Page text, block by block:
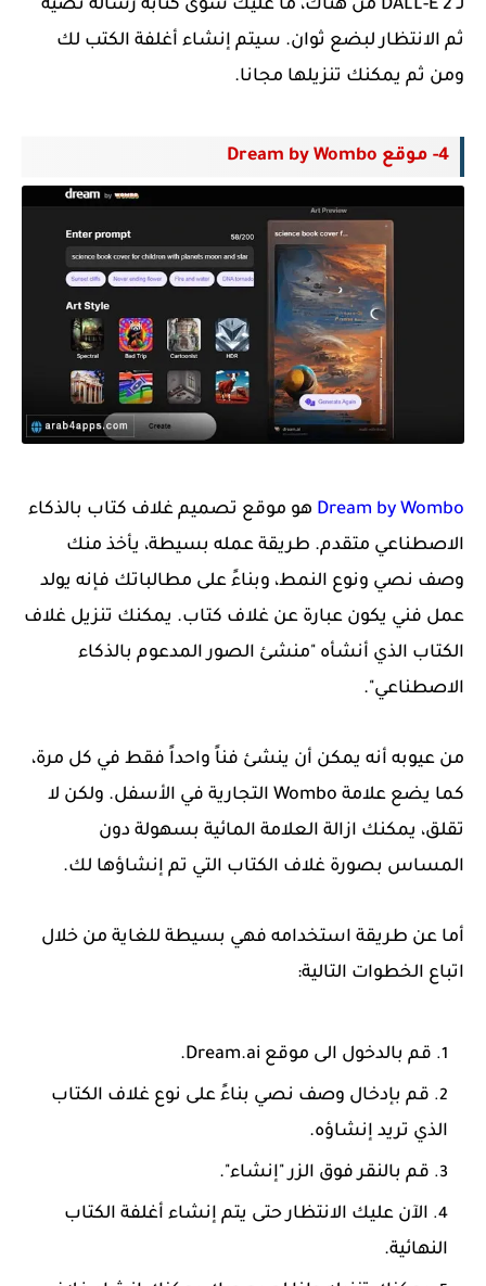
لـ
DALL-E 2 من هناك، ما عليك سوى كتابة رسالة نصية
ثم الانتظار لبضع ثوان. سيتم إنشاء أغلفة الكتب لك
ومن ثم يمكنك تنزيلها مجانا.
4- موقع Dream by Wombo
Dream by Wombo
هو موقع تصميم غلاف كتاب بالذكاء
الاصطناعي متقدم. طريقة عمله بسيطة، يأخذ منك
وصف نصي ونوع النمط، وبناءً على مطالباتك فإنه يولد
عمل فني يكون عبارة عن غلاف كتاب. يمكنك تنزيل غلاف
الكتاب الذي أنشأه "منشئ الصور المدعوم بالذكاء
الاصطناعي".
من عيوبه أنه يمكن أن ينشئ فناً واحداً فقط في كل مرة،
كما يضع علامة Wombo التجارية في الأسفل. ولكن لا
تقلق، يمكنك ازالة العلامة المائية بسهولة دون
المساس بصورة غلاف الكتاب التي تم إنشاؤها لك.
أما عن طريقة استخدامه فهي بسيطة للغاية من خلال
اتباع الخطوات التالية:
قم بالدخول الى موقع Dream.ai.
قم بإدخال وصف نصي بناءً على نوع غلاف الكتاب
الذي تريد إنشاؤه.
قم بالنقر فوق الزر "إنشاء".
الآن عليك الانتظار حتى يتم إنشاء أغلفة الكتاب
النهائية.